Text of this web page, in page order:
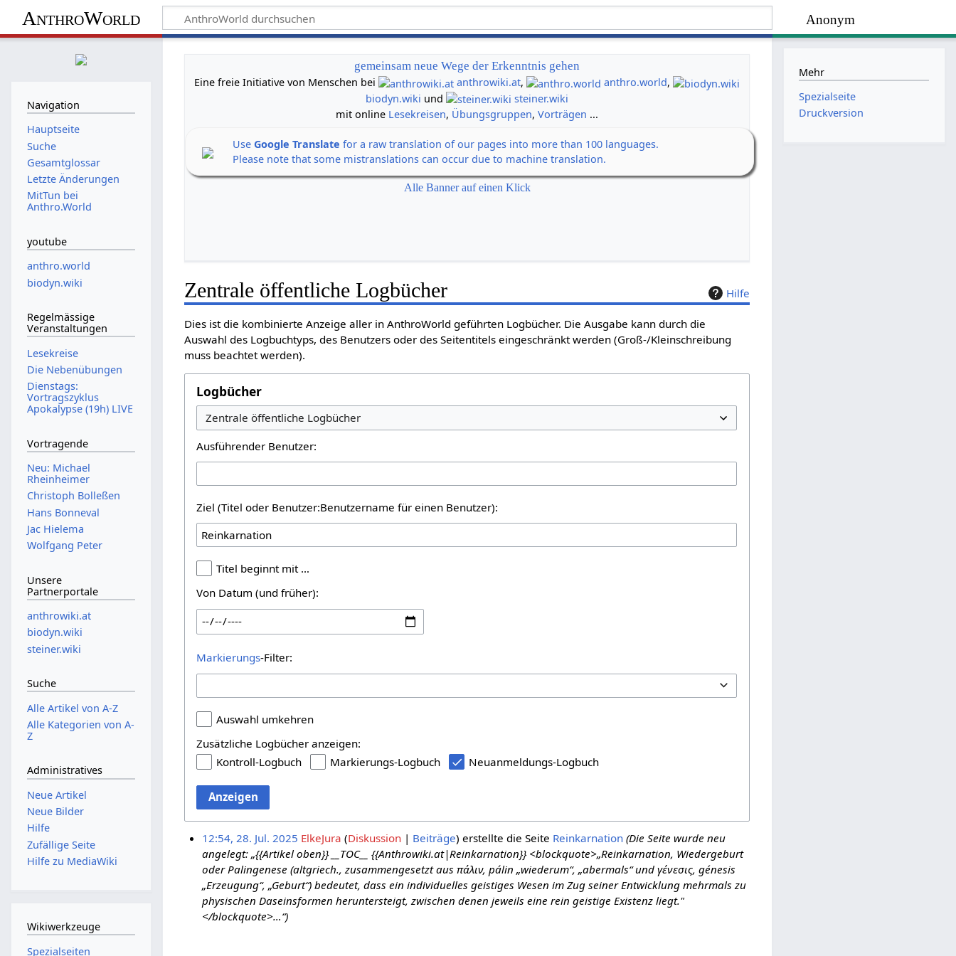
Anonym
AnthroWorld
gemeinsam neue Wege der Erkenntnis gehen
Eine freie Initiative von Menschen bei
anthrowiki.at, anthro.world,
biodyn.wiki und
steiner.wiki
mit online Lesekreisen, Übungsgruppen,Vorträgen ...
UseGoogle Translate for a raw translation of our pages into more than 100 languages.
Please note that some mistranslations can occur due to machine translation.
Alle Banner auf einen Klick
Hilfe
Zentrale öffentliche Logbücher
Dies ist die kombinierte Anzeige aller in AnthroWorld geführten Logbücher. Die Ausgabe kann durch die
Auswahl des Logbuchtyps, des Benutzers oder des Seitentitels eingeschränkt werden (Groß-/Kleinschreibung
muss beachtet werden).
Logbücher
Ausführender Benutzer:
Ziel (Titel oder Benutzer:Benutzername für einen Benutzer):
Titel beginnt mit …
Von Datum (und früher):
Markierungs-Filter:
Auswahl umkehren
Zusätzliche Logbücher anzeigen:
Kontroll-Logbuch
Markierungs-Logbuch Neuanmeldungs-Logbuch
Anzeigen
12:54, 28. Jul. 2025 ElkeJura Diskussion Beiträge erstellte die Seite Reinkarnation (Die Seite wurde neu
angelegt: „{{Artikel oben}} __TOC__ {{Anthrowiki.at|Reinkarnation}} <blockquote>„Reinkarnation, Wiedergeburt
oder Palingenese (altgriech., zusammengesetzt aus πάλιν, pálin „wiederum“, „abermals“ und γένεσις, génesis
„Erzeugung“, „Geburt“) bedeutet, dass ein individuelles geistiges Wesen im Zug seiner Entwicklung mehrmals zu
physischen Daseinsformen heruntersteigt, zwischen denen jeweils eine rein geistige Existenz liegt."
</blockquote>…“)
Navigation
Hauptseite
Suche
Gesamtglossar
Letzte Änderungen
MitTun bei
Anthro.World
youtube
anthro.world
biodyn.wiki
Regelmässige
Veranstaltungen
Lesekreise
Die Nebenübungen
Dienstags:
Vortragszyklus
Apokalypse (19h) LIVE
Vortragende
Neu: Michael
Rheinheimer
Christoph Bolleßen
Hans Bonneval
Jac Hielema
Wolfgang Peter
Unsere
Partnerportale
anthrowiki.at
biodyn.wiki
steiner.wiki
Suche
Alle Artikel von A-Z
Alle Kategorien von A-
Z
Administratives
Neue Artikel
Neue Bilder
Hilfe
Zufällige Seite
Hilfe zu MediaWiki
Wikiwerkzeuge
Spezialseiten
Mehr
Spezialseite
Druckversion